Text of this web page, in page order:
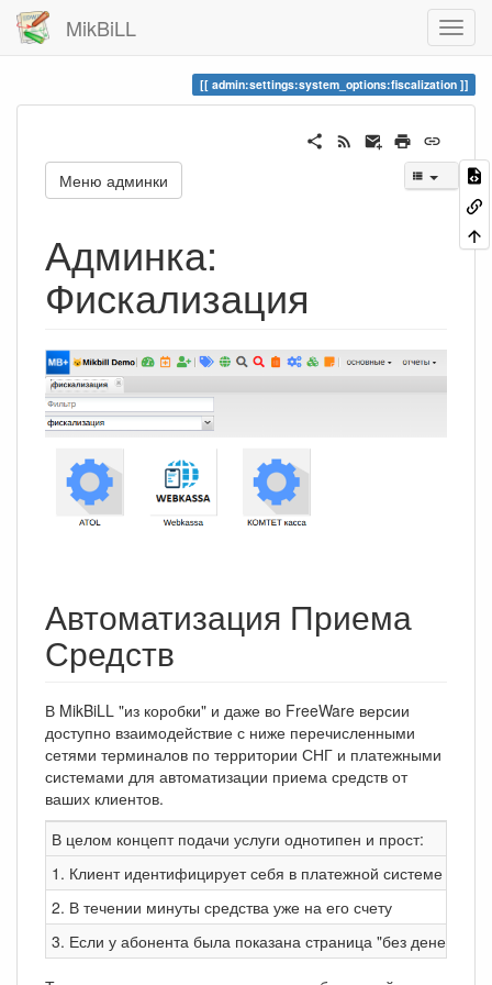
MikBiLL
admin:settings:system_options:fiscalization
Меню админки
Админка:
Фискализация
Автоматизация Приема
Средств
В MikBiLL "из коробки" и даже во FreeWare версии
доступно взаимодействие с ниже перечисленными
сетями терминалов по территории СНГ и платежными
системами для автоматизации приема средств от
ваших клиентов.
В целом концепт подачи услуги однотипен и прост:
1. Клиент идентифицирует себя в платежной системе или
2. В течении минуты средства уже на его счету
3. Если у абонента была показана страница "без денег"